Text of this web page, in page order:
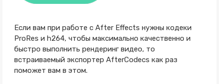
Если вам при работе с After Effects нужны кодеки
ProRes и h264, чтобы максимально качественно и
быстро выполнить рендеринг видео, то
встраиваемый экспортер AfterCodecs как раз
поможет вам в этом.